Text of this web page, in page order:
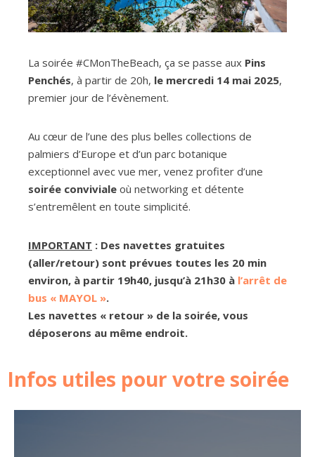
La soirée #CMonTheBeach, ça se passe aux Pins
Penchés, à partir de 20h, le mercredi 14 mai 2025,
premier jour de l’évènement.
Au cœur de l’une des plus belles collections de
palmiers d’Europe et d’un parc botanique
exceptionnel avec vue mer, venez profiter d’une
soirée conviviale où networking et détente
s’entremêlent en toute simplicité.
IMPORTANT : Des navettes gratuites
(aller/retour) sont prévues toutes les 20 min
environ, à partir 19h40, jusqu’à 21h30 à l’arrêt de
bus « MAYOL ».
Les navettes « retour » de la soirée, vous
déposerons au même endroit.
Infos utiles pour votre soirée